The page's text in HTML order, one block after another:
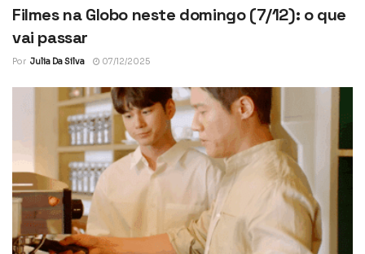
Filmes na Globo neste domingo (7/12): o que
vai passar
Por Julia Da Silva 07/12/2025